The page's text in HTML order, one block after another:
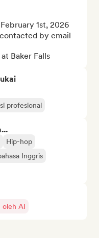
1st, 2026
by email
Baker Falls
profesional
Hip-hop
Inggris
oleh AI